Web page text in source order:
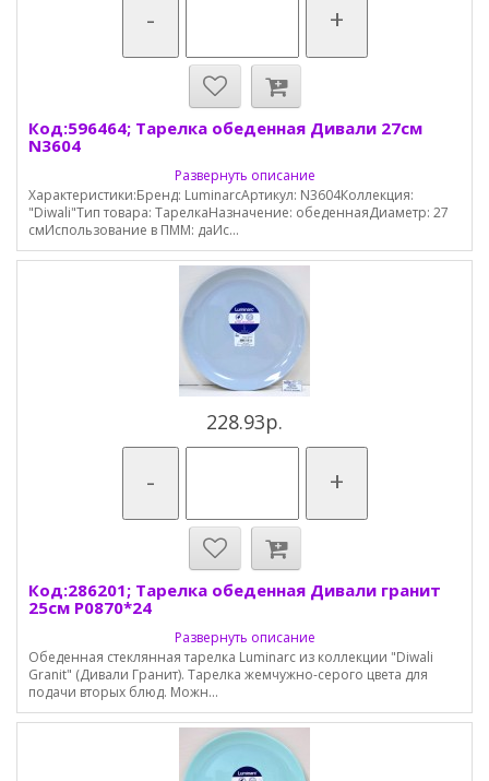
- +
Код:596464; Тарелка обеденная Дивали 27см
N3604
Развернуть описание
Характеристики:Бренд: LuminarcАртикул: N3604Коллекция:
"Diwali"Тип товара: ТарелкаНазначение: обеденнаяДиаметр: 27
смИспользование в ПММ: даИс...
228.93р.
- +
Код:286201; Тарелка обеденная Дивали гранит
25см P0870*24
Развернуть описание
Обеденная стеклянная тарелка Luminarc из коллекции "Diwali
Granit" (Дивали Гранит). Тарелка жемчужно-серого цвета для
подачи вторых блюд. Можн...